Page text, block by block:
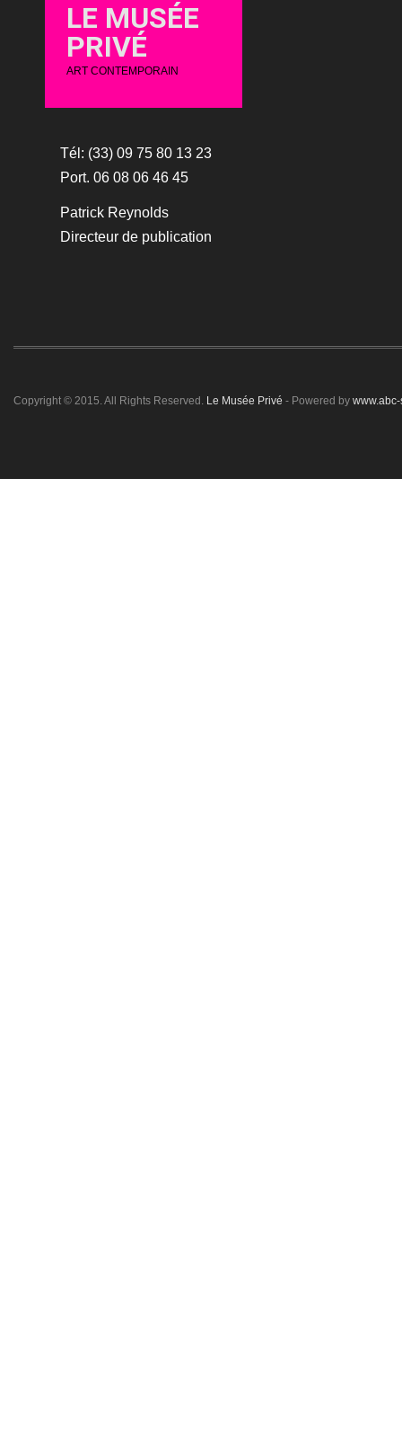
LE MUSÉE
PRIVÉ
ART CONTEMPORAIN
Tél: (33) 09 75 80 13 23
Port. 06 08 06 46 45
Patrick Reynolds
Directeur de publication
Copyright © 2015. All Rights Reserved. Le Musée Privé - Powered by